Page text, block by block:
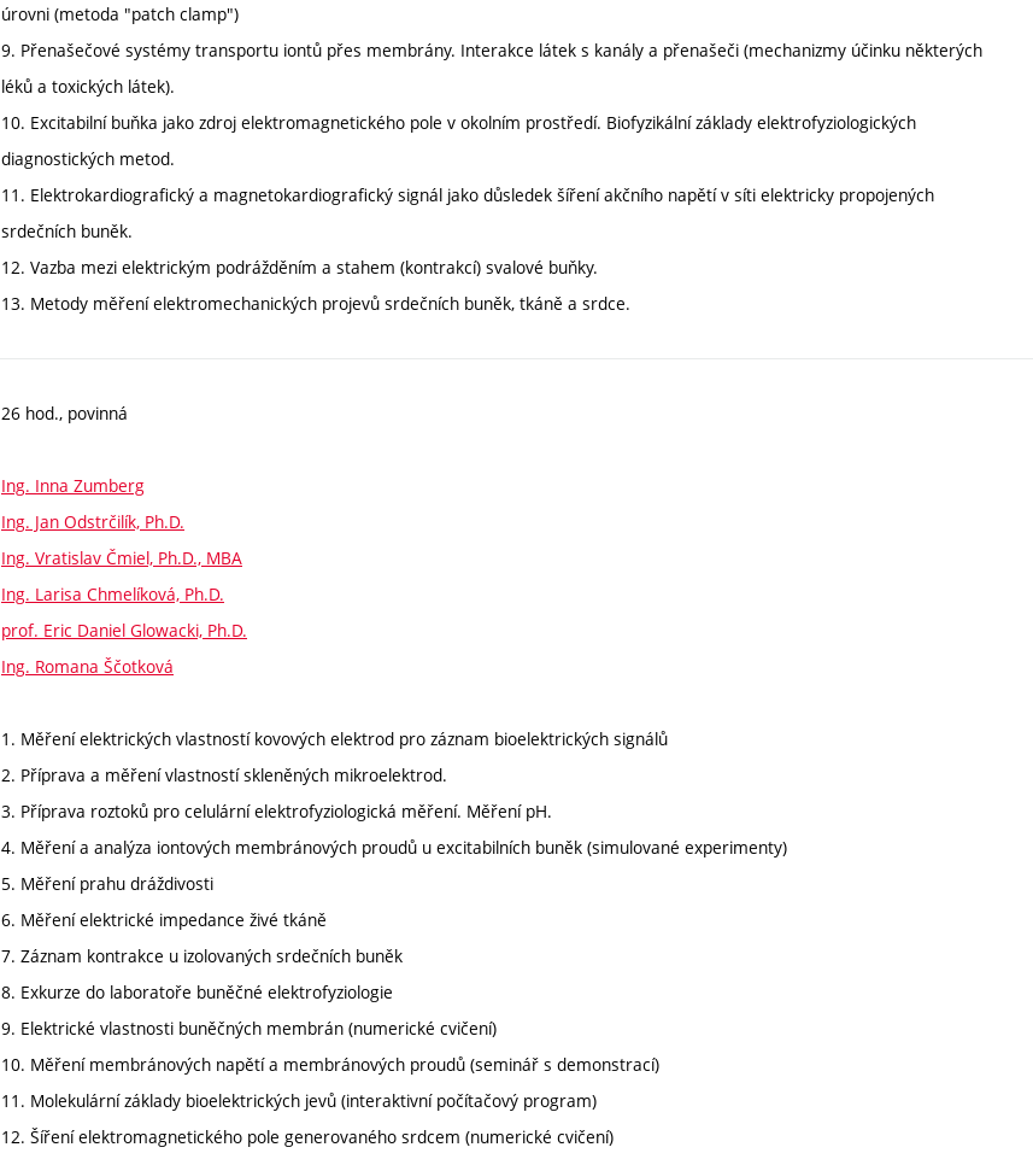
úrovni (metoda "patch clamp")
9. Přenašečové systémy transportu iontů přes membrány. Interakce látek s kanály a přenašeči (mechanizmy účinku některých
léků a toxických látek).
10. Excitabilní buňka jako zdroj elektromagnetického pole v okolním prostředí. Biofyzikální základy elektrofyziologických
diagnostických metod.
11. Elektrokardiografický a magnetokardiografický signál jako důsledek šíření akčního napětí v síti elektricky propojených
srdečních buněk.
12. Vazba mezi elektrickým podrážděním a stahem (kontrakcí) svalové buňky.
13. Metody měření elektromechanických projevů srdečních buněk, tkáně a srdce.
26 hod., povinná
Ing. Inna Zumberg
Ing. Jan Odstrčilík, Ph.D.
Ing. Vratislav Čmiel, Ph.D., MBA
Ing. Larisa Chmelíková, Ph.D.
prof. Eric Daniel Glowacki, Ph.D.
Ing. Romana Ščotková
1. Měření elektrických vlastností kovových elektrod pro záznam bioelektrických signálů
2. Příprava a měření vlastností skleněných mikroelektrod.
3. Příprava roztoků pro celulární elektrofyziologická měření. Měření pH.
4. Měření a analýza iontových membránových proudů u excitabilních buněk (simulované experimenty)
5. Měření prahu dráždivosti
6. Měření elektrické impedance živé tkáně
7. Záznam kontrakce u izolovaných srdečních buněk
8. Exkurze do laboratoře buněčné elektrofyziologie
9. Elektrické vlastnosti buněčných membrán (numerické cvičení)
10. Měření membránových napětí a membránových proudů (seminář s demonstrací)
11. Molekulární základy bioelektrických jevů (interaktivní počítačový program)
12. Šíření elektromagnetického pole generovaného srdcem (numerické cvičení)